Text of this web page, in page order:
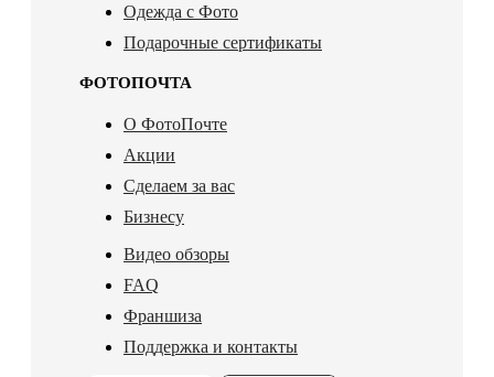
Одежда с Фото
Подарочные сертификаты
ФОТОПОЧТА
О ФотоПочте
Акции
Сделаем за вас
Бизнесу
Видео обзоры
FAQ
Франшиза
Поддержка и контакты